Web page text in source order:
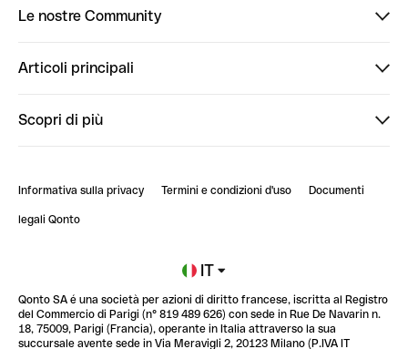
Le nostre Community
PowerUp
Articoli principali
StrongHer Mentorship | Trasforma i social nel t...
Scopri di più
Blog
Glossario finanziario
Informativa sulla privacy Termini e condizioni d'uso Documenti
legali Qonto
IT
Qonto SA é una società per azioni di diritto francese, iscritta al Registro
del Commercio di Parigi (n° 819 489 626) con sede in Rue De Navarin n.
18, 75009, Parigi (Francia), operante in Italia attraverso la sua
succursale avente sede in Via Meravigli 2, 20123 Milano (P.IVA IT